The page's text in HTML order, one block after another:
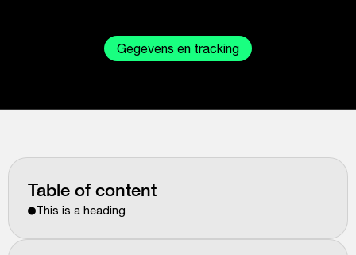
Gegevens en tracking
Table of content
This is a heading